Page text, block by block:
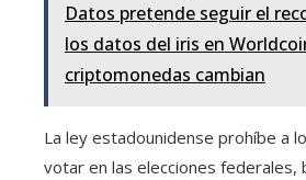
Datos pretende seguir el
los datos del iris en
criptomonedas cambian
La ley estadounidense prohíbe a
votar en las elecciones federales,